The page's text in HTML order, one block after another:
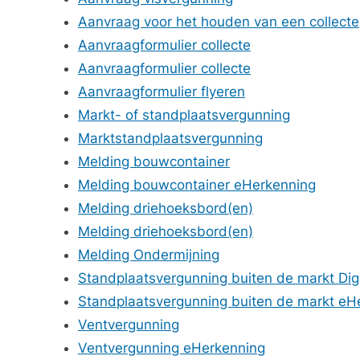
Aanvraag voor het houden van een collecte
Aanvraagformulier collecte
Aanvraagformulier collecte
Aanvraagformulier flyeren
Markt- of standplaatsvergunning
Marktstandplaatsvergunning
Melding bouwcontainer
Melding bouwcontainer eHerkenning
Melding driehoeksbord(en)
Melding driehoeksbord(en)
Melding Ondermijning
Standplaatsvergunning buiten de markt
Standplaatsvergunning buiten de markt
Ventvergunning
Ventvergunning eHerkenning